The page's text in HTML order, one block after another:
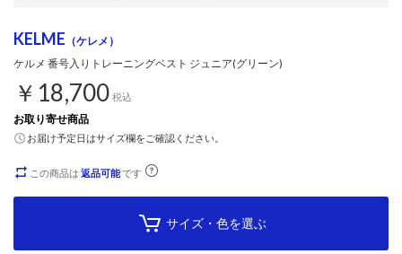
KELME （ケレメ）
ケルメ 番号入りトレーニングベスト ジュニア(グリーン)
￥18,700 税込
お取り寄せ商品
お届け予定日はサイズ欄をご確認ください。
この商品は 返品可能です
サイズ・色を選ぶ